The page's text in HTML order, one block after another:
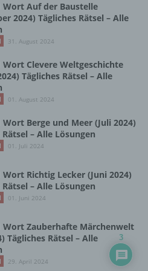
Wort Auf der Baustelle
2024) Tägliches Rätsel – Alle
31. August 2024
Wort Clevere Weltgeschichte
Tägliches Rätsel – Alle
01. August 2024
Wort Berge und Meer (Juli 2024)
Rätsel – Alle Lösungen
01. Juli 2024
Wort Richtig Lecker (Juni 2024)
Rätsel – Alle Lösungen
01. Juni 2024
Wort Zauberhafte Märchenwelt
Tägliches Rätsel – Alle
29. April 2024
3
den individuellen
Person von anderen
Cookies enthalten,
Internetbrowser
kann den Nutzern
Services
Cookie-Setzung nicht
die Informationen
werden. Cookies
erwähnt, die
wiederzuerkennen.
unserer Internetseite zu
einer Internetseite, die
beispielsweise nicht bei
erneut seine